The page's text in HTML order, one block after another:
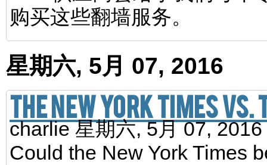
购买这些翻墙服务。
星期六, 5月 07, 2016
The New York Times
charlie星期六, 5月 07, 2016
Could the New York Times